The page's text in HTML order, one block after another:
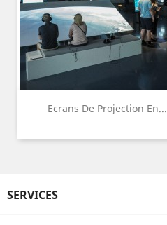
Ecrans De Projection En...
SERVICES